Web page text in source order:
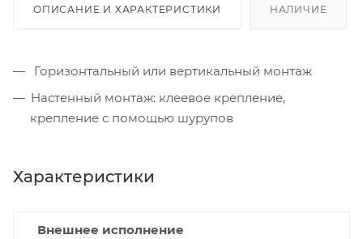
ОПИСАНИЕ И ХАРАКТЕРИСТИКИ НАЛИЧИЕ
Горизонтальный или вертикальный монтаж
Настенный монтаж: клеевое крепление,
крепление с помощью шурупов
Характеристики
Внешнее исполнение